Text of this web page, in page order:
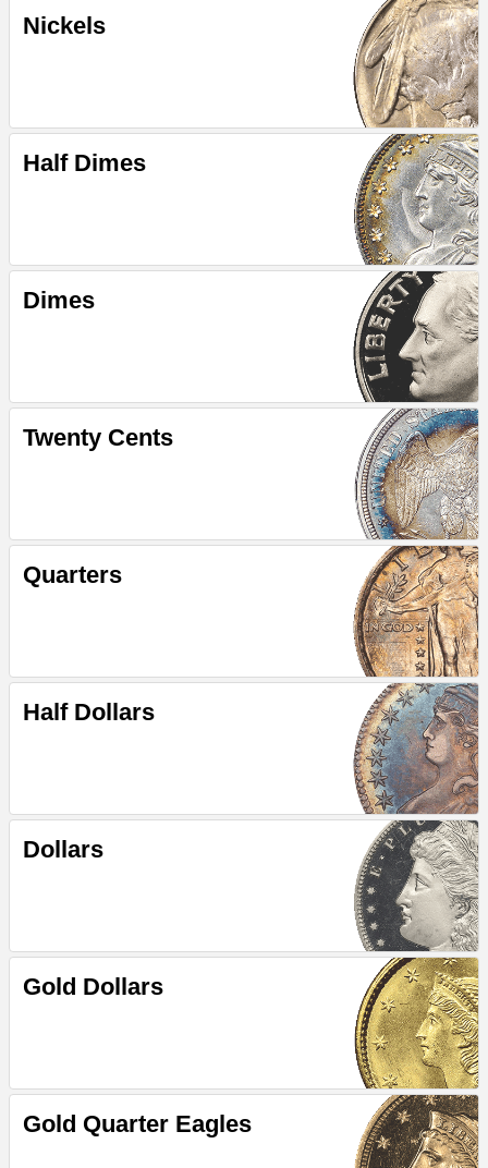
Nickels
Half Dimes
Dimes
Twenty Cents
Quarters
Half Dollars
Dollars
Gold Dollars
Gold Quarter Eagles